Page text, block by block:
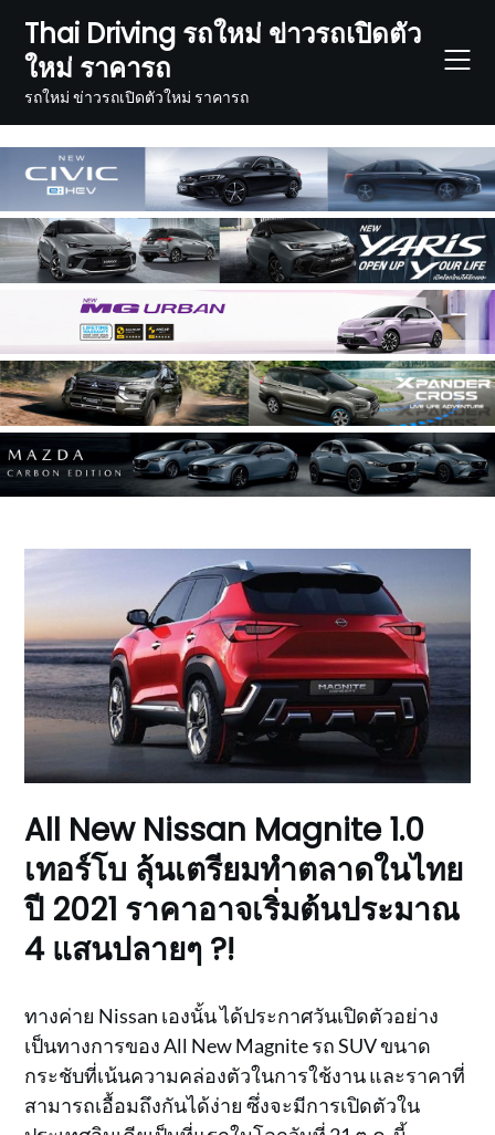
content
Thai Driving รถใหม่ ข่าวรถเปิดตัว
ใหม่ ราคารถ
รถใหม่ ข่าวรถเปิดตัวใหม่ ราคารถ
All New Nissan Magnite 1.0
เทอร์โบ ลุ้นเตรียมทำตลาดในไทย
ปี 2021 ราคาอาจเริ่มต้นประมาณ
4 แสนปลายๆ ?!
ทางค่าย Nissan เองนั้น ได้ประกาศวันเปิดตัวอย่าง
เป็นทางการของ All New Magnite รถ SUV ขนาด
กระชับที่เน้นความคล่องตัวในการใช้งาน และราคาที่
สามารถเอื้อมถึงกันได้ง่าย ซึ่งจะมีการเปิดตัวใน